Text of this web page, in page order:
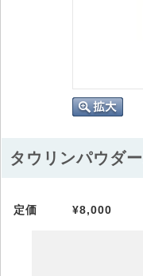
タウリンパウダ
定価 ¥8,000